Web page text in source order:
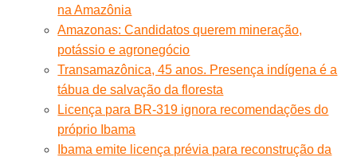
na Amazônia
Amazonas: Candidatos querem mineração,
potássio e agronegócio
Transamazônica, 45 anos. Presença indígena é a
tábua de salvação da floresta
Licença para BR-319 ignora recomendações do
próprio Ibama
Ibama emite licença prévia para reconstrução da